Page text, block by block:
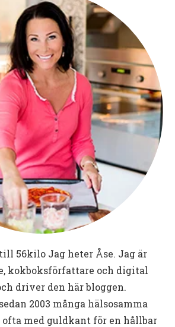
till 56kiloJag heter Åse. Jag är
kokboksförfattare och digital
driver den här bloggen.
2003 många hälsosamma
ofta med guldkant för en hållbar